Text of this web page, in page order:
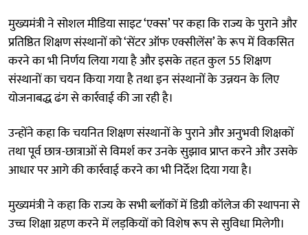
मुख्यमंत्री ने सोशल मीडिया साइट ‘एक्स’ पर कहा कि राज्य के पुराने और
प्रतिष्ठित शिक्षण संस्थानों को ‘सेंटर ऑफ एक्सीलेंस’ के रूप में विकसित
करने का भी निर्णय लिया गया है और इसके तहत कुल 55 शिक्षण
संस्थानों का चयन किया गया है तथा इन संस्थानों के उन्नयन के लिए
योजनाबद्ध ढंग से कार्रवाई की जा रही है।
उन्होंने कहा कि चयनित शिक्षण संस्थानों के पुराने और अनुभवी शिक्षकों
तथा पूर्व छात्र-छात्राओं से विमर्श कर उनके सुझाव प्राप्त करने और उसके
आधार पर आगे की कार्रवाई करने का भी निर्देश दिया गया है।
मुख्यमंत्री ने कहा कि राज्य के सभी ब्लॉकों में डिग्री कॉलेज की स्थापना से
उच्च शिक्षा ग्रहण करने में लड़कियों को विशेष रूप से सुविधा मिलेगी।